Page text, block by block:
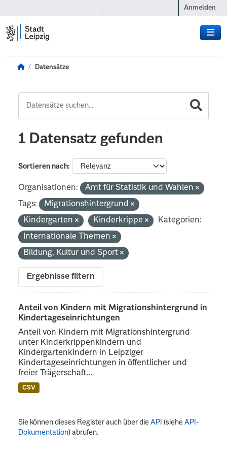
Anmelden
Datensätze
1 Datensatz gefunden
Sortieren nach
Organisationen:
Amt für Statistik und Wahlen
Tags:
Migrationshintergrund
Kindergarten
Kinderkrippe
Kategorien:
Internationale Themen
Bildung, Kultur und Sport
Ergebnisse filtern
Anteil von Kindern mit Migrationshintergrund in
Kindertageseinrichtungen
Anteil von Kindern mit Migrationshintergrund
unter Kinderkrippenkindern und
Kindergartenkindern in Leipziger
Kindertageseinrichtungen in öffentlicher und
freier Trägerschaft...
CSV
Sie können dieses Register auch über dieAPI (sieheAPI-
Dokumentation) abrufen.